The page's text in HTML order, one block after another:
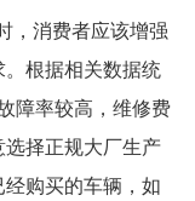
，消费者应该增强
根据相关数据统
障率较高，维修费
择正规大厂生产
购买的车辆，如